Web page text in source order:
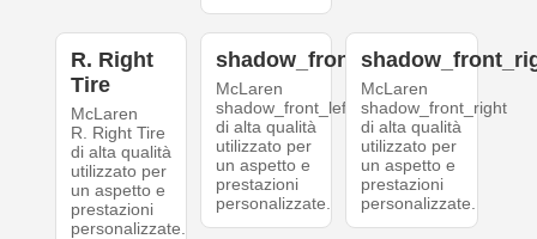
R. Right
Tire
McLaren
R. Right Tire
di alta qualità
utilizzato per
un aspetto e
prestazioni
personalizzate.
shadow_front_left
McLaren
shadow_front_left
di alta qualità
utilizzato per
un aspetto e
prestazioni
personalizzate.
McLaren
shadow_front_right
di alta qualità
utilizzato per
un aspetto e
prestazioni
personalizzate.